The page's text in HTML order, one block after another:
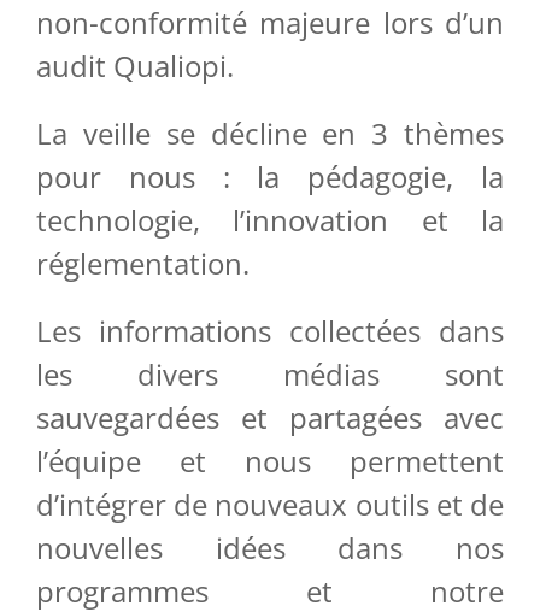
non-conformité majeure lors d’un
audit Qualiopi.
La veille se décline en 3 thèmes
pour nous : la pédagogie, la
technologie, l’innovation et la
réglementation.
Les informations collectées dans
les divers médias sont
sauvegardées et partagées avec
l’équipe et nous permettent
d’intégrer de nouveaux outils et de
nouvelles idées dans nos
programmes et notre